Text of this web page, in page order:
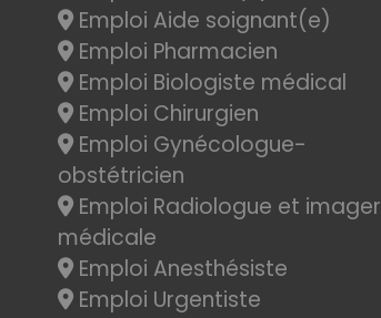
Emploi Aide soignant(e)
Emploi Pharmacien
Emploi Biologiste médical
Emploi Chirurgien
Emploi Gynécologue-
obstétricien
Emploi Radiologue et
médicale
Emploi Anesthésiste
Emploi Urgentiste